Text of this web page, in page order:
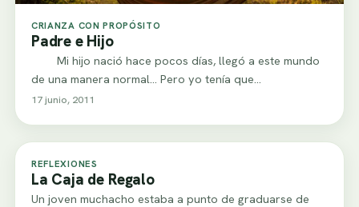
CRIANZA CON PROPÓSITO
Padre e Hijo
Mi hijo nació hace pocos días, llegó a este mundo
de una manera normal… Pero yo tenía que…
17 junio, 2011
REFLEXIONES
La Caja de Regalo
Un joven muchacho estaba a punto de graduarse de